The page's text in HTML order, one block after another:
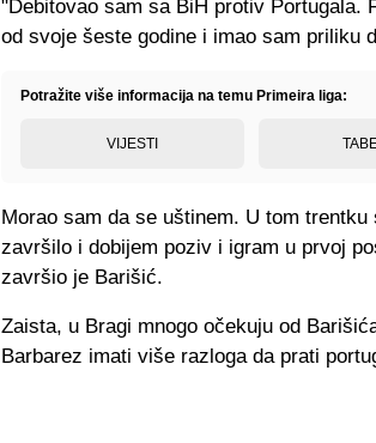
"Debitovao sam sa BiH protiv Portugala.
od svoje šeste godine i imao sam priliku
Potražite više informacija na temu Primeira liga:
VIJESTI
Morao sam da se uštinem. U tom
završilo i dobijem poziv i igram u prvoj
završio je Barišić.
Zaista, u Bragi mnogo očekuju od
Barbarez imati više razloga da prati